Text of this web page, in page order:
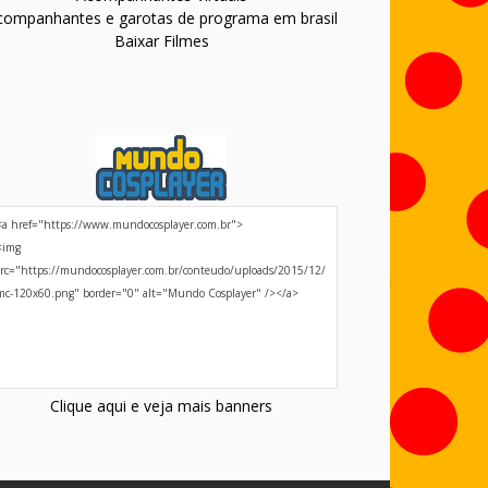
e garotas de programa em brasil
Baixar Filmes
Clique aqui e veja mais banners